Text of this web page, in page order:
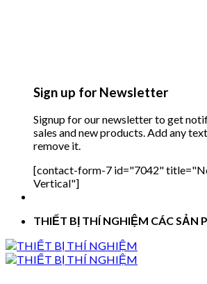
Sign up for Newsletter
Signup for our newsletter to get
sales and new products. Add any
remove it.
[contact-form-7 id="7042"
Vertical"]
THIẾT BỊ THÍ NGHIỆM CÁC SẢN